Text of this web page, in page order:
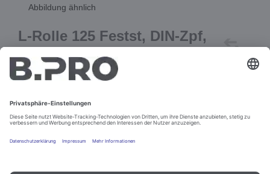
Abbildung ähnlich
L-Rolle 125 Festst, DIN-Zpf,
PA (grau)
Best.-Nr. 386499
In den Warenkorb